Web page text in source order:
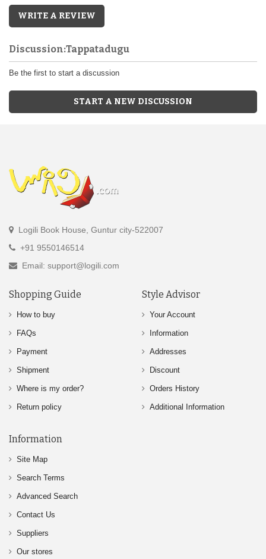
WRITE A REVIEW
Discussion:Tappatadugu
Be the first to start a discussion
START A NEW DISCUSSION
Logili Book House, Guntur city-522007
+91 9550146514
Email: support@logili.com
Shopping Guide
How to buy
FAQs
Payment
Shipment
Where is my order?
Return policy
Style Advisor
Your Account
Information
Addresses
Discount
Orders History
Additional Information
Information
Site Map
Search Terms
Advanced Search
Contact Us
Suppliers
Our stores